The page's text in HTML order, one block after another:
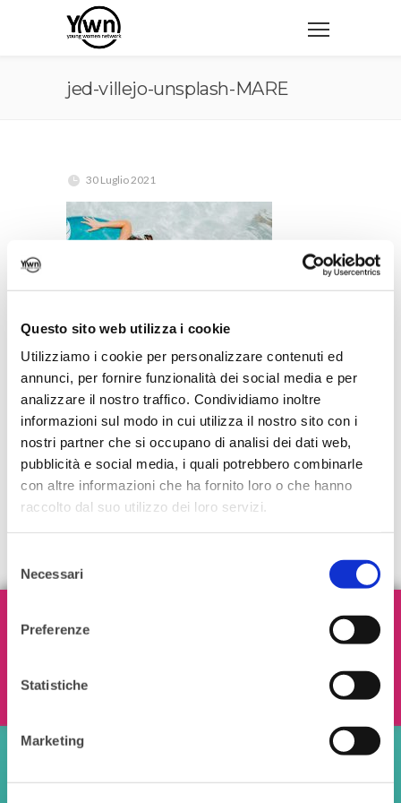
Questo sito web utilizza i cookie
Utilizziamo i cookie per personalizzare contenuti ed
annunci, per fornire funzionalità dei social media e per
analizzare il nostro traffico. Condividiamo inoltre
informazioni sul modo in cui utilizza il nostro sito con i
nostri partner che si occupano di analisi dei dati web,
pubblicità e social media, i quali potrebbero combinarle
con altre informazioni che ha fornito loro o che hanno
raccolto dal suo utilizzo dei loro servizi.
delNecessari
Preferenze
Statistiche
Marketing
jed-villejo-unsplash-MARE
30 Luglio 2021